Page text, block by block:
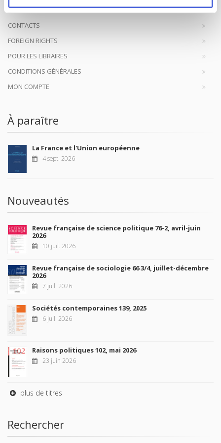
CONTACTS
FOREIGN RIGHTS
POUR LES LIBRAIRES
CONDITIONS GÉNÉRALES
MON COMPTE
À paraître
La France et l'Union européenne
4 sept. 2026
Nouveautés
Revue française de science politique 76-2, avril-juin
2026
10 juil. 2026
Revue française de sociologie 66 3/4, juillet-décembre
2026
7 juil. 2026
Sociétés contemporaines 139, 2025
6 juil. 2026
Raisons politiques 102, mai 2026
23 juin 2026
plus de titres
Rechercher